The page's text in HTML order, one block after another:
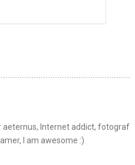
aeternus, Internet addict, fotograf
I am awesome :)